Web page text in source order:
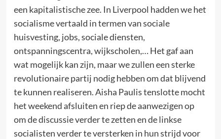
een kapitalistische zee. In Liverpool hadden we het
socialisme vertaald in termen van sociale
huisvesting, jobs, sociale diensten,
ontspanningscentra, wijkscholen,… Het gaf aan
wat mogelijk kan zijn, maar we zullen een sterke
revolutionaire partij nodig hebben om dat blijvend
te kunnen realiseren. Aisha Paulis tenslotte mocht
het weekend afsluiten en riep de aanwezigen op
om de discussie verder te zetten en de linkse
socialisten verder te versterken in hun strijd voor